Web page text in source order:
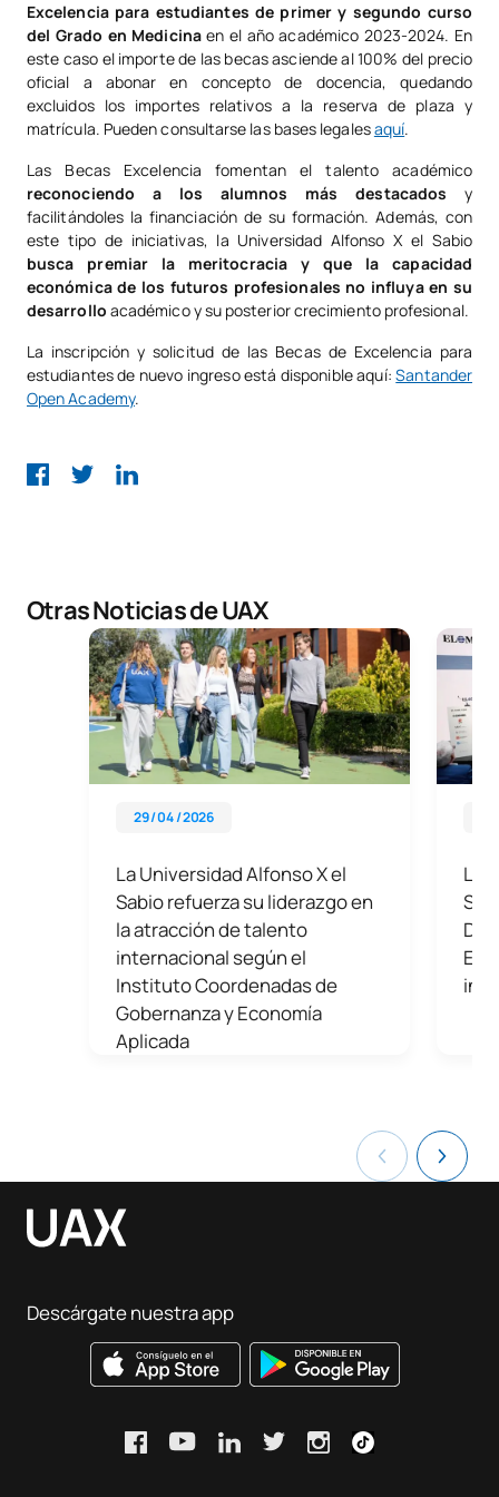
Excelencia para estudiantes de primer y segundo curso
del Grado en Medicinaen el año académico 2023-2024. En
este caso el importe de las becas asciende al 100% del precio
oficial a abonar en concepto de docencia, quedando
excluidos los importes relativos a la reserva de plaza y
matrícula. Pueden consultarse las bases legalesaquí.
Las Becas Excelencia fomentan el talento académico
reconociendo a los alumnos más destacados y
facilitándoles la financiación de su formación. Además, con
este tipo de iniciativas, la Universidad Alfonso X el Sabio
busca premiar la meritocracia y que la capacidad
económica de los futuros profesionales no influya en su
desarrollo académico y su posterior crecimiento profesional.
La inscripción y solicitud de las Becas de Excelencia para
estudiantes de nuevo ingreso está disponible aquí:Santander
Open Academy.
Otras Noticias de UAX
29 / 04 / 2026
La Universidad Alfonso X el
Sabio refuerza su liderazgo en
la atracción de talento
internacional según el
Instituto Coordenadas de
Gobernanza y Economía
Aplicada
La
Descárgate nuestra app